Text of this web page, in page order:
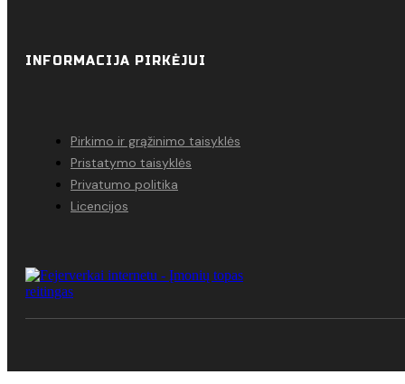
INFORMACIJA PIRKĖJUI
Pirkimo ir grąžinimo taisyklės
Pristatymo taisyklės
Privatumo politika
Licencijos